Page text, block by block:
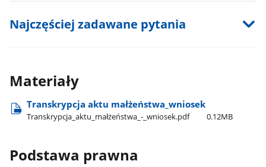
Najczęściej zadawane pytania
Materiały
Transkrypcja aktu małżeństwa​_wniosek
Transkrypcja​_aktu​_małżeństwa​_-​_wniosek.pdf 0.12MB
Podstawa prawna